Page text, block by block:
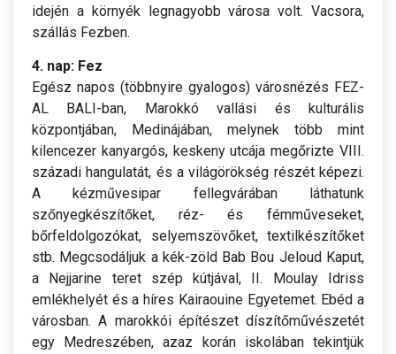
idején a környék legnagyobb városa volt. Vacsora,
szállás Fezben.
4. nap: Fez
Egész napos (többnyire gyalogos) városnézés FEZ-
AL BALI-ban, Marokkó vallási és kulturális
központjában, Medinájában, melynek több mint
kilencezer kanyargós, keskeny utcája megőrizte VIII.
századi hangulatát, és a világörökség részét képezi.
A kézművesipar fellegvárában láthatunk
szőnyegkészítőket, réz- és fémműveseket,
bőrfeldolgozókat, selyemszövőket, textilkészítőket
stb. Megcsodáljuk a kék-zöld Bab Bou Jeloud Kaput,
a Nejjarine teret szép kútjával, II. Moulay Idriss
emlékhelyét és a híres Kairaouine Egyetemet. Ebéd a
városban. A marokkói építészet díszítőművészetét
egy Medreszében, azaz korán iskolában tekintjük